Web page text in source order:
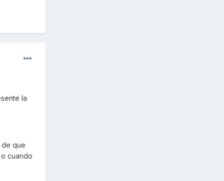
la
de que
cuando